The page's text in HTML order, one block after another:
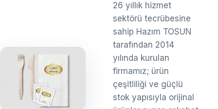
26 yıllık hizmet
sektörü tecrübesine
sahip Hazım TOSUN
tarafından 2014
yılında kurulan
firmamız; ürün
çeşitliliği ve güçlü
stok yapısıyla orijinal